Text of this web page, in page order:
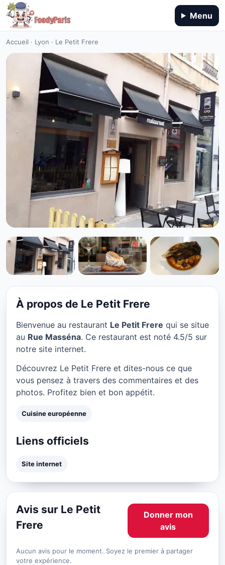
Menu
Accueil · Lyon · Le Petit Frere
CUISINE EUROPÉENNE
Le Petit Frere à Lyon
★ 4.5/5
À propos de Le Petit Frere
Bienvenue au restaurant Le Petit Frere qui se situe
au Rue Masséna. Ce restaurant est noté 4.5/5 sur
notre site internet.
Découvrez Le Petit Frere et dites-nous ce que
vous pensez à travers des commentaires et des
photos. Profitez bien et bon appétit.
Cuisine européenne
Liens officiels
Site internet
Avis sur Le Petit
Frere
Donner mon
avis
Aucun avis pour le moment. Soyez le premier à partager
votre expérience.